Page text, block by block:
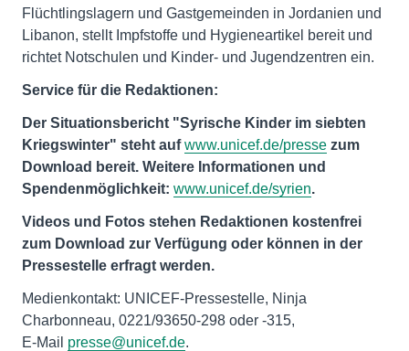
Flüchtlingslagern und Gastgemeinden in Jordanien und
Libanon, stellt Impfstoffe und Hygieneartikel bereit und
richtet Notschulen und Kinder- und Jugendzentren ein.
Service für die Redaktionen:
Der Situationsbericht "Syrische Kinder im siebten
Kriegswinter" steht aufwww.unicef.de/presse zum
Download bereit. Weitere Informationen und
Spendenmöglichkeit: www.unicef.de/syrien.
Videos und Fotos stehen Redaktionen kostenfrei
zum Download zur Verfügung oder können in der
Pressestelle erfragt werden.
Medienkontakt: UNICEF-Pressestelle, Ninja
Charbonneau, 0221/93650-298 oder -315,
E-Mail presse@unicef.de.